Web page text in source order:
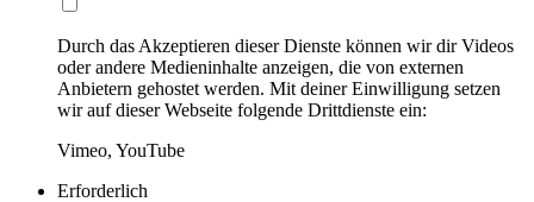
Durch das Akzeptieren dieser Dienste können wir dir Videos
oder andere Medieninhalte anzeigen, die von externen
Anbietern gehostet werden. Mit deiner Einwilligung setzen
wir auf dieser Webseite folgende Drittdienste ein:
Vimeo, YouTube
Erforderlich